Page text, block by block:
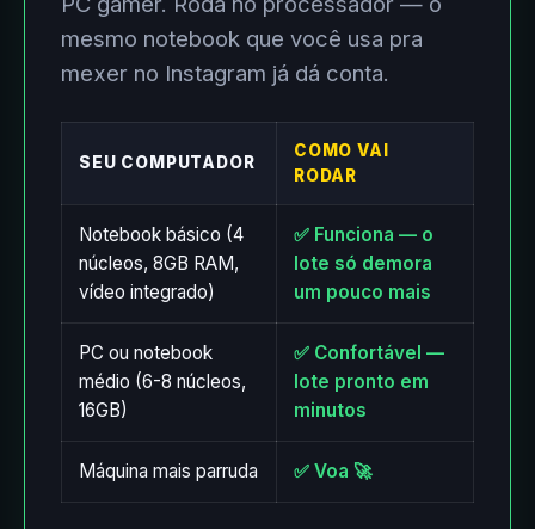
mesmo notebook que você usa pra
mexer no Instagram já dá conta.
SEU COMPUTADOR
COMO VAI
RODAR
Notebook básico (4
núcleos, 8GB RAM,
vídeo integrado)
✅ Funciona — o
lote só demora
um pouco mais
PC ou notebook
médio (6-8 núcleos,
16GB)
✅ Confortável —
lote pronto em
minutos
Máquina mais parruda ✅ Voa 🚀